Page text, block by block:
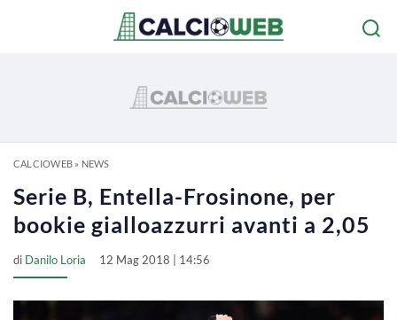
CALCIOWEB» NEWS
Serie B, Entella-Frosinone, per
bookie gialloazzurri avanti a 2,05
di Danilo Loria 12 Mag 2018 | 14:56